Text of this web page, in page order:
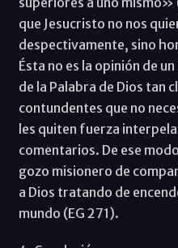
que Jesucristo no nos
despectivamente, sino
Ésta no es la opinión de
de la Palabra de Dios tan
contundentes que no
les quiten fuerza
comentarios. De ese
gozo misionero de
a Dios tratando de
mundo (EG 271).